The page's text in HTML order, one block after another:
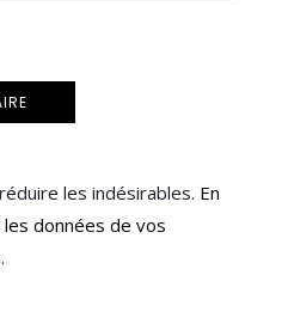
les indésirables. En
données de vos
.